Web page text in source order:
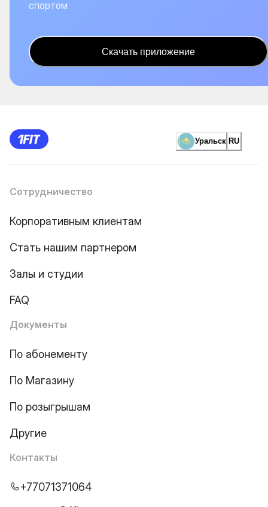
спортом
Скачать приложение
Уральск RU
Сотрудничество
Корпоративным клиентам
Стать нашим партнером
Залы и студии
FAQ
Документы
По абонементу
По Магазину
По розыгрышам
Другие
Контакты
+77071371064